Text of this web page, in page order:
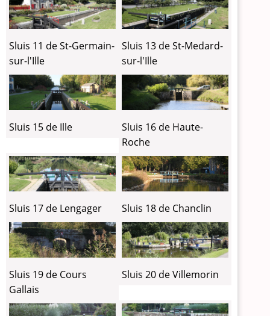
Sluis 11 de St-Germain-
sur-l'Ille
Sluis 13 de St-Medard-
sur-l'Ille
Sluis 15 de Ille
Sluis 16 de Haute-
Roche
Sluis 17 de Lengager Sluis 18 de Chanclin
Sluis 19 de Cours
Gallais
Sluis 20 de Villemorin